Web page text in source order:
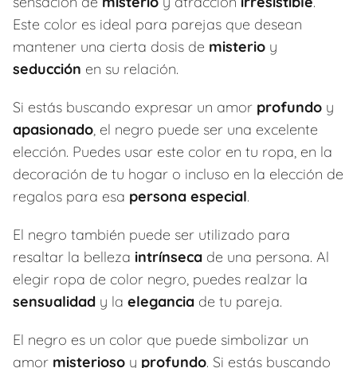
Este color es ideal para parejas que desean
mantener una cierta dosis de misterio y
seducción en su relación.
Si estás buscando expresar un amor profundo y
apasionado, el negro puede ser una excelente
elección. Puedes usar este color en tu ropa, en la
decoración de tu hogar o incluso en la elección de
regalos para esa persona especial.
El negro también puede ser utilizado para
resaltar la belleza intrínseca de una persona. Al
elegir ropa de color negro, puedes realzar la
sensualidad y la elegancia de tu pareja.
El negro es un color que puede simbolizar un
amor misterioso y profundo. Si estás buscando